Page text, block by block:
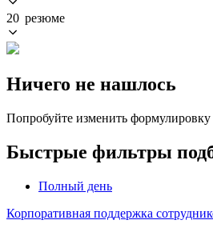
20 резюме
Ничего не нашлось
Попробуйте изменить
Быстрые фильтры
Полный день
Корпоративная поддержка